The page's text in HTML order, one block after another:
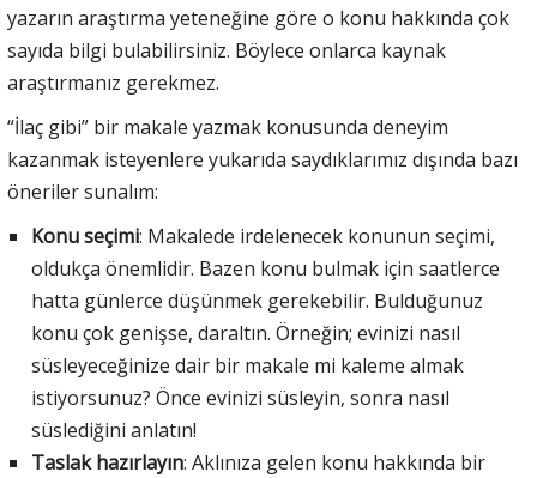
yazarın araştırma yeteneğine göre o konu hakkında çok
sayıda bilgi bulabilirsiniz. Böylece onlarca kaynak
araştırmanız gerekmez.
“İlaç gibi” bir makale yazmak konusunda deneyim
kazanmak isteyenlere yukarıda saydıklarımız dışında bazı
öneriler sunalım:
Konu seçimi: Makalede irdelenecek konunun seçimi,
oldukça önemlidir. Bazen konu bulmak için saatlerce
hatta günlerce düşünmek gerekebilir. Bulduğunuz
konu çok genişse, daraltın. Örneğin; evinizi nasıl
süsleyeceğinize dair bir makale mi kaleme almak
istiyorsunuz? Önce evinizi süsleyin, sonra nasıl
süslediğini anlatın!
Taslak hazırlayın: Aklınıza gelen konu hakkında bir